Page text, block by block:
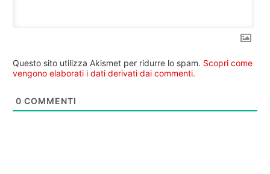
Questo sito utilizza Akismet per ridurre lo spam. Scopri come
vengono elaborati i dati derivati dai commenti.
0 COMMENTI